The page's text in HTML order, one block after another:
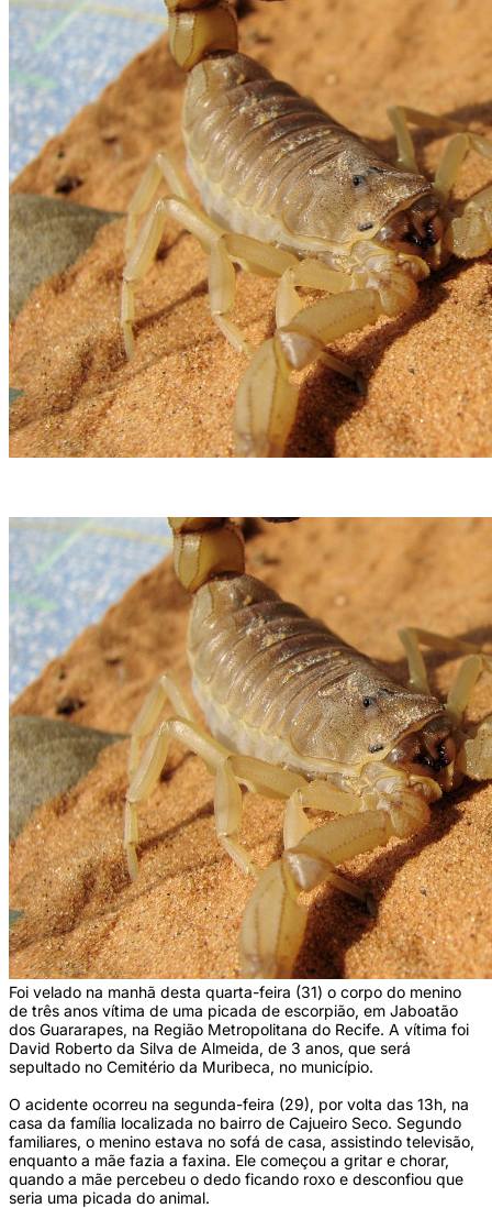
Foi velado na manhã desta quarta-feira (31) o corpo do menino
de três anos vítima de uma picada de escorpião, em Jaboatão
dos Guararapes, na Região Metropolitana do Recife. A vítima foi
David Roberto da Silva de Almeida, de 3 anos, que será
sepultado no Cemitério da Muribeca, no município.
O acidente ocorreu na segunda-feira (29), por volta das 13h, na
casa da família localizada no bairro de Cajueiro Seco. Segundo
familiares, o menino estava no sofá de casa, assistindo televisão,
enquanto a mãe fazia a faxina. Ele começou a gritar e chorar,
quando a mãe percebeu o dedo ficando roxo e desconfiou que
seria uma picada do animal.